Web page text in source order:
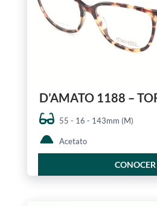
D’AMATO 1188 –
55 - 16 - 143mm (M)
Acetato
CONOCER